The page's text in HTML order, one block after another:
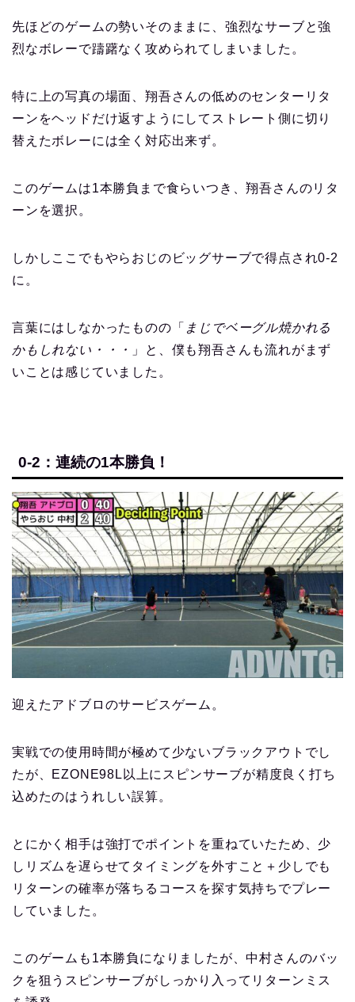
先ほどのゲームの勢いそのままに、強烈なサーブと強
烈なボレーで躊躇なく攻められてしまいました。
特に上の写真の場面、翔吾さんの低めのセンターリタ
ーンをヘッドだけ返すようにしてストレート側に切り
替えたボレーには全く対応出来ず。
このゲームは1本勝負まで食らいつき、翔吾さんのリタ
ーンを選択。
しかしここでもやらおじのビッグサーブで得点され0-2
に。
言葉にはしなかったものの「 まじでベーグル焼かれる
かもしれない・・・
」と、僕も翔吾さんも流れがまず
いことは感じていました。
0-2：連続の1本勝負！
迎えたアドブロのサービスゲーム。
実戦での使用時間が極めて少ないブラックアウトでし
たが、EZONE98L以上にスピンサーブが精度良く打ち
込めたのはうれしい誤算。
とにかく相手は強打でポイントを重ねていたため、少
しリズムを遅らせてタイミングを外すこと＋少しでも
リターンの確率が落ちるコースを探す気持ちでプレー
していました。
このゲームも1本勝負になりましたが、中村さんのバッ
クを狙うスピンサーブがしっかり入ってリターンミス